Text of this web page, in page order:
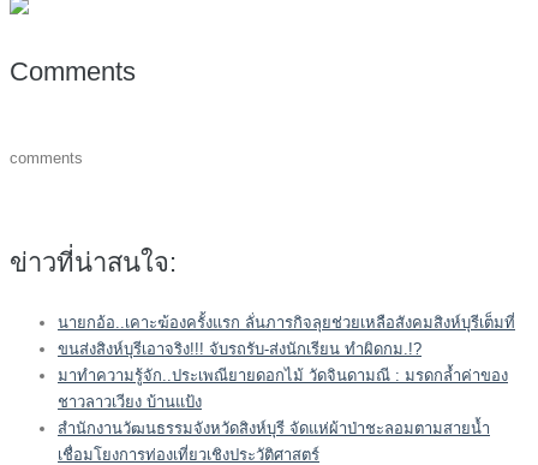
Comments
comments
ข่าวที่น่าสนใจ:
นายกอ้อ..เคาะฆ้องครั้งแรก ลั่นภารกิจลุยช่วยเหลือสังคมสิงห์บุรีเต็มที่
ขนส่งสิงห์บุรีเอาจริง!!! จับรถรับ-ส่งนักเรียน ทำผิดกม.!?
มาทำความรู้จัก..ประเพณียายดอกไม้ วัดจินดามณี : มรดกล้ำค่าของ
ชาวลาวเวียง บ้านแป้ง
สำนักงานวัฒนธรรมจังหวัดสิงห์บุรี จัดแห่ผ้าป่าชะลอมตามสายน้ำ
เชื่อมโยงการท่องเที่ยวเชิงประวัติศาสตร์